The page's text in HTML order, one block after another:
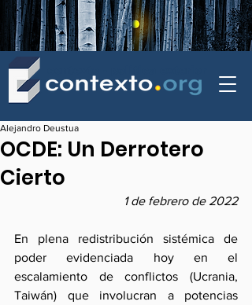
OCDE: Un Derrotero
Cierto
Alejandro Deustua
1 de febrero de 2022
En plena redistribución sistémica de
poder evidenciada hoy en el
escalamiento de conflictos (Ucrania,
Taiwán) que involucran a potencias